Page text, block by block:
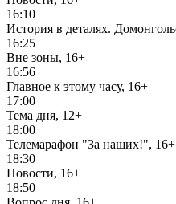
16:10
История в деталях.
16:25
Вне зоны, 16+
16:56
Главное к этому часу, 16+
17:00
Тема дня, 12+
18:00
Телемарафон "За наших!", 16+
18:30
Новости, 16+
18:50